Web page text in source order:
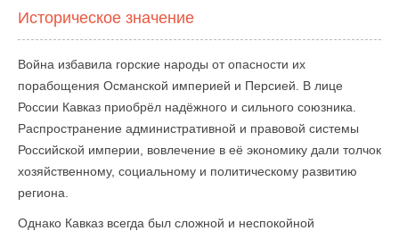
Историческое значение
Война избавила горские народы от опасности их
порабощения Османской империей и Персией. В лице
России Кавказ приобрёл надёжного и сильного союзника.
Распространение административной и правовой системы
Российской империи, вовлечение в её экономику дали толчок
хозяйственному, социальному и политическому развитию
региона.
Однако Кавказ всегда был сложной и неспокойной